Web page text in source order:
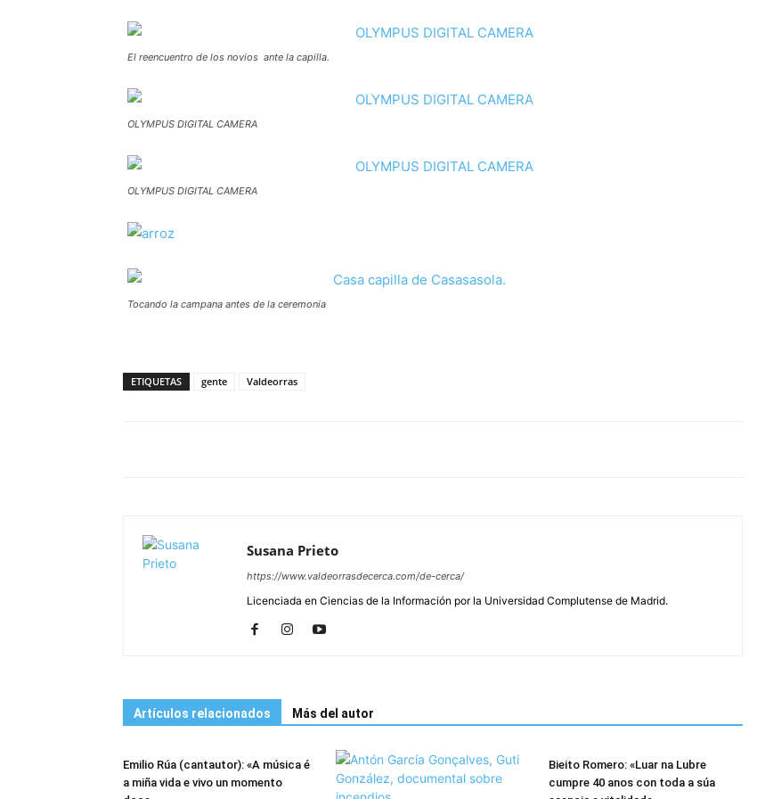
El reencuentro de los novios ante la capilla.
OLYMPUS DIGITAL CAMERA
OLYMPUS DIGITAL CAMERA
Tocando la campana antes de la ceremonia
ETIQUETAS gente Valdeorras
Susana Prieto
https://www.valdeorrasdecerca.com/de-cerca/
Licenciada en Ciencias de la Información por la Universidad Complutense de Madrid.
Artículos relacionados Más del autor
Emilio Rúa (cantautor): «A música é
a miña vida e vivo un momento
Bieito Romero: «Luar na Lubre
cumpre 40 anos con toda a súa